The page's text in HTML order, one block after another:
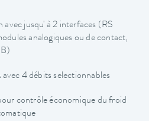
jusqu' à 2 interfaces (RS
analogiques ou de contact,
4 débits selectionnables
contrôle économique du froid